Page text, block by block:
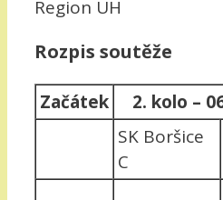
Region UH
Rozpis soutěže
Začátek 2. kolo –
SK Boršice
C